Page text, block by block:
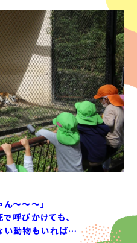
ん～～～」
呼びかけても、
い動物もいれば…